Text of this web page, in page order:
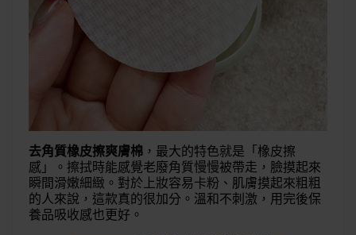
去角質橡皮擦爽膚棉 ，最大的特色就是「橡皮擦
感」。擦拭時能感覺老廢角質慢慢被帶走，臉摸起來
瞬間滑嫩細緻。對於上妝容易卡粉、肌膚摸起來粗粗
的人來說，這款真的很加分。溫和不刺激，用完後保
養品吸收感也更好。